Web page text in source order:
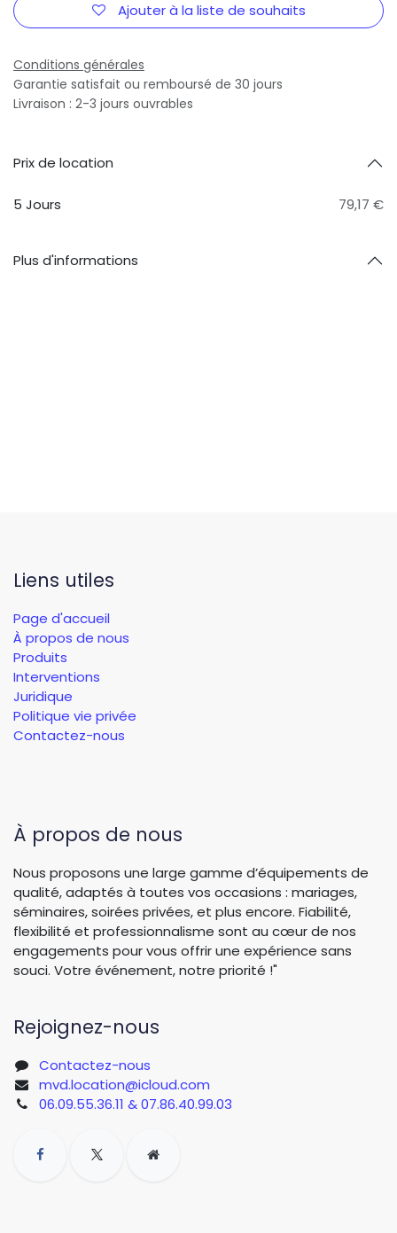
Ajouter à la liste de souhaits
Conditions générales
Garantie satisfait ou remboursé de 30 jours
Livraison : 2-3 jours ouvrables
Prix ​​de location
5 Jours 79,17 €
Plus d'informations
Liens utiles
Page d'accueil
À propos de nous
Produits
Interventions
Juridique
Politique vie privée
Contactez-nous
À propos de nous
Nous proposons une large gamme d’équipements de
qualité, adaptés à toutes vos occasions : mariages,
séminaires, soirées privées, et plus encore. Fiabilité,
flexibilité et professionnalisme sont au cœur de nos
engagements pour vous offrir une expérience sans
souci. Votre événement, notre priorité !"
Rejoignez-nous
Contactez-nous
mvd.location@icloud.com
06.09.55.36.11 & 07.86.40.99.03